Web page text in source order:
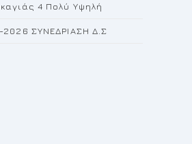
4 Πολύ Υψηλή
2026 ΣΥΝΕΔΡΙΑΣΗ Δ.Σ